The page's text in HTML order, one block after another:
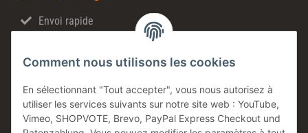
Comment nous utilisons les cookies
En sélectionnant "Tout accepter", vous nous autorisez à
utiliser les services suivants sur notre site web : YouTube,
Vimeo, SHOPVOTE, Brevo, PayPal Express Checkout und
Envoi rapide
Made in Germany
Produits en stock
Entreprise familiale